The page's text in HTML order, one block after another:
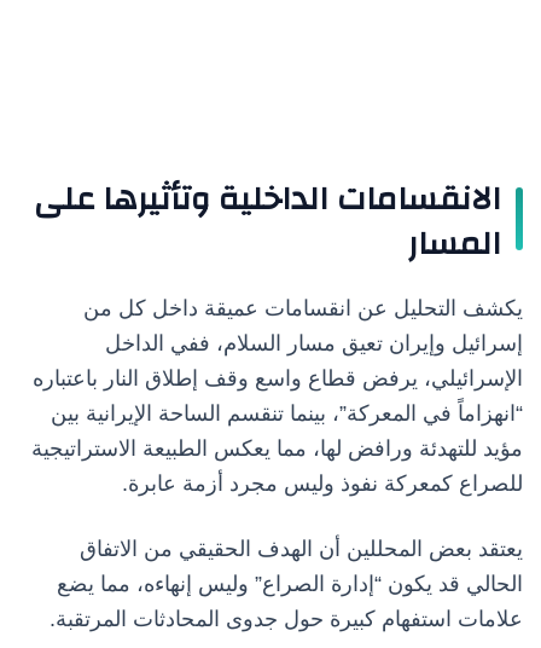
الانقسامات الداخلية وتأثيرها على
المسار
يكشف التحليل عن انقسامات عميقة داخل كل من
إسرائيل وإيران تعيق مسار السلام، ففي الداخل
الإسرائيلي، يرفض قطاع واسع وقف إطلاق النار باعتباره
“انهزاماً في المعركة”، بينما تنقسم الساحة الإيرانية بين
مؤيد للتهدئة ورافض لها، مما يعكس الطبيعة الاستراتيجية
للصراع كمعركة نفوذ وليس مجرد أزمة عابرة.
يعتقد بعض المحللين أن الهدف الحقيقي من الاتفاق
الحالي قد يكون “إدارة الصراع” وليس إنهاءه، مما يضع
علامات استفهام كبيرة حول جدوى المحادثات المرتقبة.